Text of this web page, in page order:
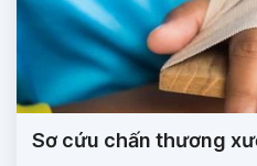
Sơ cứu chấn thương